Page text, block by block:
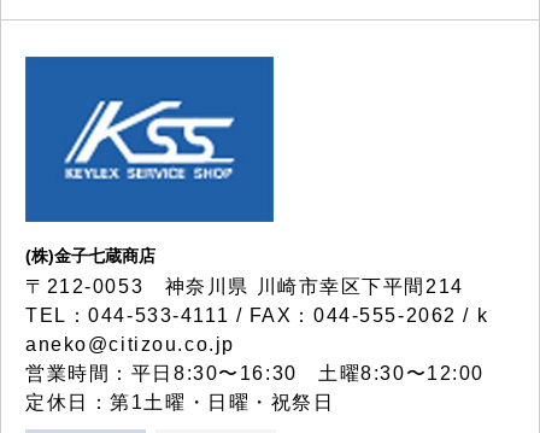
(株)金子七蔵商店
〒212-0053 神奈川県 川崎市幸区下平間214
TEL：044-533-4111 / FAX：044-555-2062 / k
aneko@citizou.co.jp
営業時間：平日8:30〜16:30 土曜8:30〜12:00
定休日：第1土曜・日曜・祝祭日